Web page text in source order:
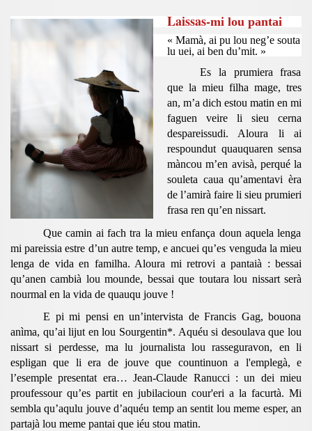
Laissas-mi lou pantai
« Mamà, ai pu lou neg’e souta
lu uei, ai ben du’mit. »
Es la prumiera frasa
que la mieu filha mage, tres
an, m’a dich estou matin en mi
faguen veire li sieu cerna
despareissudi. Aloura li ai
respoundut quauquaren sensa
màncou m’en avisà, perqué la
souleta caua qu’amentavi èra
de l’amirà faire li sieu prumieri
frasa ren qu’en nissart.
Que camin ai fach tra la mieu enfança doun aquela lenga
mi pareissia estre d’un autre temp, e ancuei qu’es venguda la mieu
lenga de vida en familha. Aloura mi retrovi a pantaià : bessai
qu’anen cambià lou mounde, bessai que toutara lou nissart serà
nourmal en la vida de quauqu jouve !
E pi mi pensi en un’intervista de Francis Gag, bouona
anìma, qu’ai lijut en lou Sourgentin*. Aquéu si desoulava que lou
nissart si perdesse, ma lu journalista lou rasseguravon, en li
espligan que li era de jouve que countinuon a l'emplegà, e
l’esemple presentat era… Jean-Claude Ranucci : un dei mieu
proufessour qu’es partit en jubilacioun cour'eri a la facurtà. Mi
sembla qu’aqulu jouve d’aquéu temp an sentit lou meme esper, an
partajà lou meme pantai que iéu stou matin.